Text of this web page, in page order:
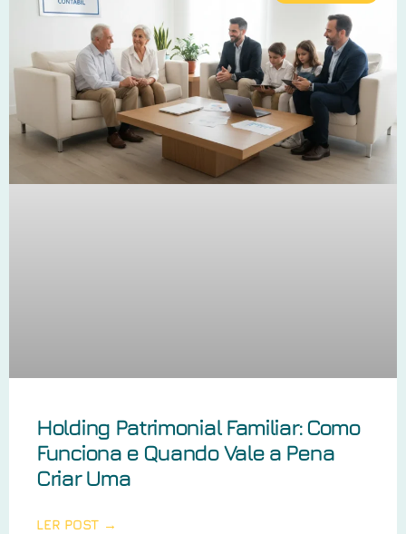
Holding Patrimonial Familiar: Como
Funciona e Quando Vale a Pena
Criar Uma
LER POST →